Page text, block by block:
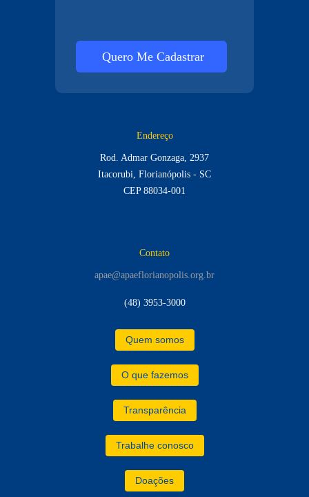
Quero Me Cadastrar
Endereço
Rod. Admar Gonzaga, 2937
Itacorubi, Florianópolis - SC
CEP 88034-001
Contato
apae@apaeflorianopolis.org.br
(48) 3953-3000
Quem somos
O que fazemos
Transparência
Trabalhe conosco
Doações